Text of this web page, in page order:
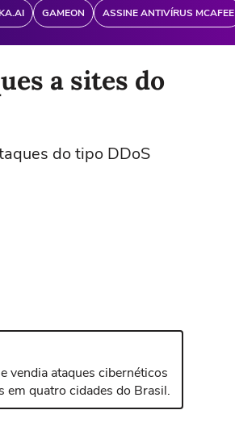
GAMEON ASSINE ANTIVÍRUS MCAFEE
a sites do
do tipo DDoS
vendia ataques cibernéticos
em quatro cidades do Brasil.